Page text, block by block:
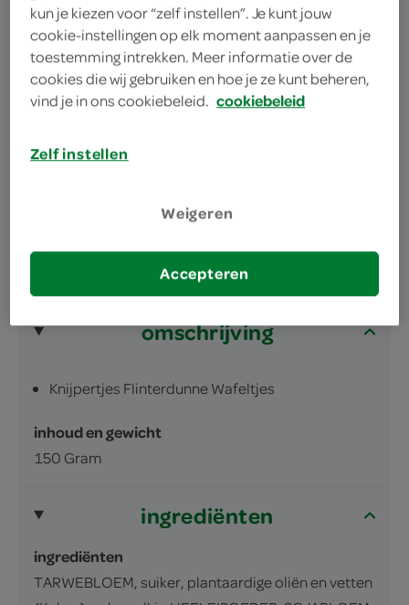
Al 6 generaties lang bakt de familie Vegter de
feestelijke Rolletjes & Knijpertjes
krokante platte wafeltjes
omschrijving
Knijpertjes Flinterdunne Wafeltjes
inhoud en gewicht
150 Gram
ingrediënten
ingrediënten
TARWEBLOEM, suiker, plantaardige oliën en vetten
kun je kiezen voor “zelf instellen”. Je kunt jouw
cookie-instellingen op elk moment aanpassen en je
toestemming intrekken. Meer informatie over de
cookies die wij gebruiken en hoe je ze kunt beheren,
vind je in ons cookiebeleid. cookiebeleid
Zelf instellen
Weigeren
Accepteren